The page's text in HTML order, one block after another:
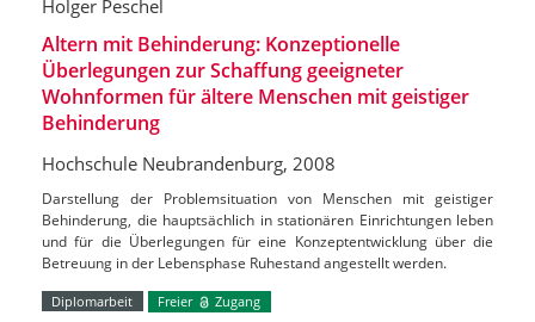
Holger Peschel
Altern mit Behinderung: Konzeptionelle
Überlegungen zur Schaffung geeigneter
Wohnformen für ältere Menschen mit geistiger
Behinderung
Hochschule Neubrandenburg, 2008
Darstellung der Problemsituation von Menschen mit geistiger
Behinderung, die hauptsächlich in stationären Einrichtungen leben
und für die Überlegungen für eine Konzeptentwicklung über die
Betreuung in der Lebensphase Ruhestand angestellt werden.
Diplomarbeit Freier Zugang